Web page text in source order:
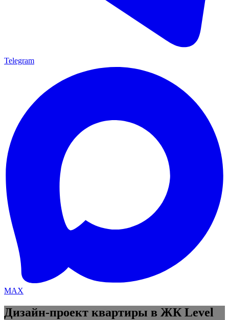
Telegram
MAX
Дизайн-проект квартиры в ЖК Level